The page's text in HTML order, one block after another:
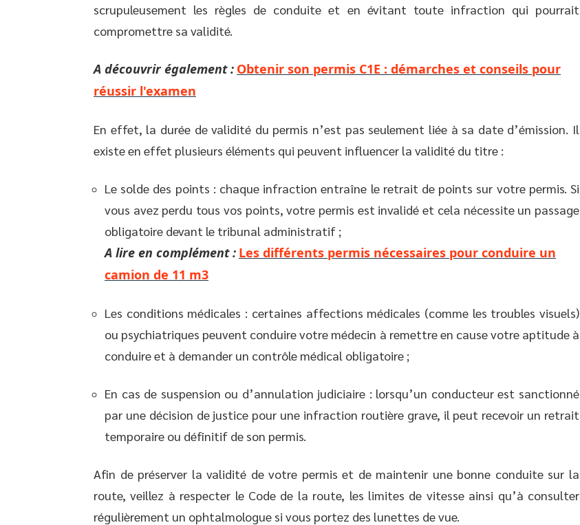
scrupuleusement les règles de conduite et en évitant toute infraction qui pourrait
compromettre sa validité.
A découvrir également : Obtenir son permis C1E : démarches et conseils pour
réussir l'examen
En effet, la durée de validité du permis n’est pas seulement liée à sa date d’émission. Il
existe en effet plusieurs éléments qui peuvent influencer la validité du titre :
Le solde des points : chaque infraction entraîne le retrait de points sur votre permis. Si
vous avez perdu tous vos points, votre permis est invalidé et cela nécessite un passage
obligatoire devant le tribunal administratif ;
A lire en complément : Les différents permis nécessaires pour conduire un
camion de 11 m3
Les conditions médicales : certaines affections médicales (comme les troubles visuels)
ou psychiatriques peuvent conduire votre médecin à remettre en cause votre aptitude à
conduire et à demander un contrôle médical obligatoire ;
En cas de suspension ou d’annulation judiciaire : lorsqu’un conducteur est sanctionné
par une décision de justice pour une infraction routière grave, il peut recevoir un retrait
temporaire ou définitif de son permis.
Afin de préserver la validité de votre permis et de maintenir une bonne conduite sur la
route, veillez à respecter le Code de la route, les limites de vitesse ainsi qu’à consulter
régulièrement un ophtalmologue si vous portez des lunettes de vue.